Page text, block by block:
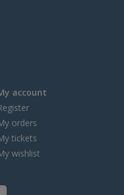
account
orders
tickets
wishlist